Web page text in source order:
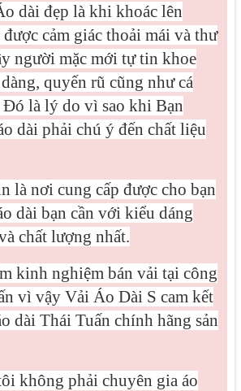
dài đẹp là khi khoác lên
cảm giác thoải mái và thư
người mặc mới tự tin khoe
quyến rũ cũng như cá
là lý do vì sao khi Bạn
dài phải chú ý đến chất liệu
là nơi cung cấp được cho bạn
dài bạn cần với kiểu dáng
chất lượng nhất.
kinh nghiệm bán vải tại công
vì vậy Vải Áo Dài S cam kết
dài Thái Tuấn chính hãng sản
không phải chuyên gia áo